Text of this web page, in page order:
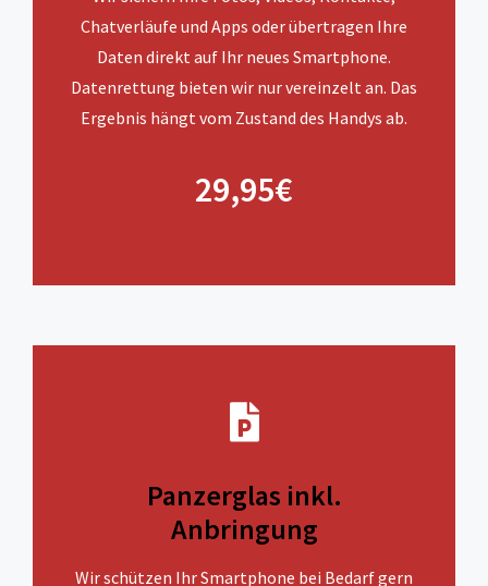
Chatverläufe und Apps oder übertragen Ihre
Daten direkt auf Ihr neues Smartphone.
Datenrettung bieten wir nur vereinzelt an. Das
Ergebnis hängt vom Zustand des Handys ab.
29,95€
Panzerglas inkl.
Anbringung
Wir schützen Ihr Smartphone bei Bedarf gern